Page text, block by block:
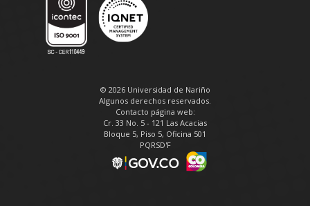
© 2026 Universidad de Nariño
Algunos derechos reservados.
Contacto página web:
Cr. 33 No. 5 - 121 Las Acacias
Bloque 5, Piso 5, Oficina 501
PQRSD'F